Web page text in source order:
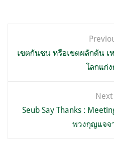
เรื่อง
เขตกันชน หรือเขตผลักดัน เ
โลกแก่
Next
Seub Say Thanks :
พวงกุญแจจ